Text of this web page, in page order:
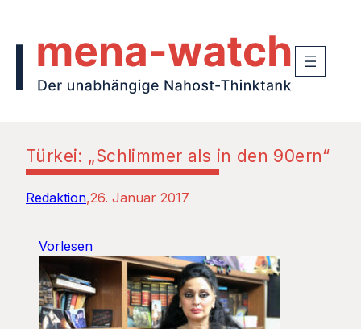
Türkei: „Schlimmer als in den 90ern“
Redaktion 26. Januar 2017
Vorlesen